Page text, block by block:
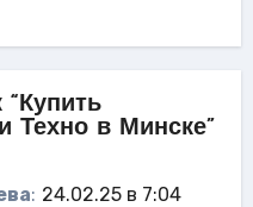
Техно в Минске”
: 24.02.25 в 7:04